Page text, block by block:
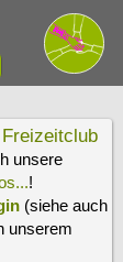
Freizeitclub
unsere
!
(siehe auch
unserem